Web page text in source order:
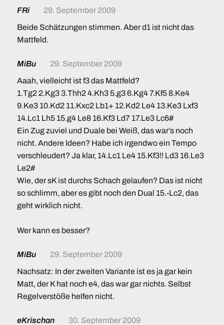
FRi
29. September 2009
Beide Schätzungen stimmen. Aber d1 ist nicht das
Mattfeld.
MiBu
29. September 2009
Aaah, vielleicht ist f3 das Mattfeld?
1.Tg2 2.Kg3 3.Thh2 4.Kh3 5.g3 6.Kg4 7.Kf5 8.Ke4
9.Ke3 10.Kd2 11.Kxc2 Lb1+ 12.Kd2 Le4 13.Ke3 Lxf3
14.Lc1 Lh5 15.g4 Le8 16.Kf3 Ld7 17.Le3 Lc6#
Ein Zug zuviel und Duale bei Weiß, das war’s noch
nicht. Andere Ideen? Habe ich irgendwo ein Tempo
verschleudert? Ja klar, 14.Lc1 Le4 15.Kf3!! Ld3 16.Le3
Le2#
Wie, der sK ist durchs Schach gelaufen? Das ist nicht
so schlimm, aber es gibt noch den Dual 15.-Lc2, das
geht wirklich nicht.
Wer kann es besser?
MiBu
29. September 2009
Nachsatz: In der zweiten Variante ist es ja gar kein
Matt, der K hat noch e4, das war gar nichts. Selbst
Regelverstöße helfen nicht.
eKrischan
30. September 2009